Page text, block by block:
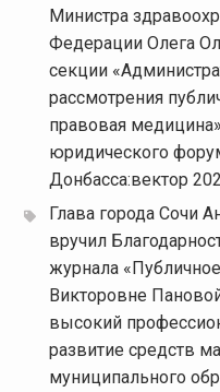
Министра
Федерации Олега
секции
рассмотрения
правовая
юридического
Донбасса:вектор
Глава города Сочи
вручил
журнала
Викторовне
высокий
развитие средств
муниципального